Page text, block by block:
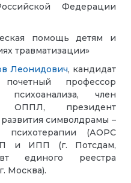
Федерации
помощь детям и
травматизации»
Леонидович, кандидат
почетный профессор
психоанализа, член
ОППЛ, президент
символдрамы –
психотерапии (АОРС
и ИПП (г. Потсдам,
единого реестра
Москва).